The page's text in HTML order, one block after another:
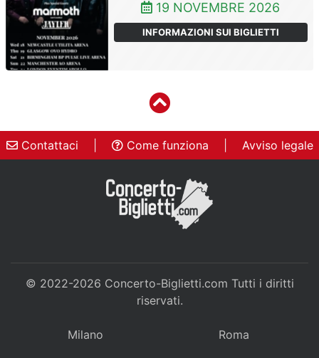
19 NOVEMBRE 2026
INFORMAZIONI SUI BIGLIETTI
Contattaci Come funziona Avviso legale
© 2022-2026 Concerto-Biglietti.com Tutti i diritti
riservati.
Milano Roma